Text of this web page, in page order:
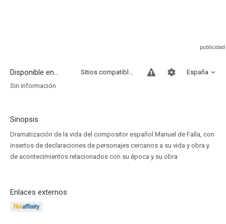
Disponible en... España
Sitios compatibles
Sin información
Sinopsis
Dramatización de la vida del compositor español Manuel de Falla, con
insertos de declaraciones de personajes cercanos a su vida y obra y
de acontecimientos relacionados con su época y su obra
Enlaces externos